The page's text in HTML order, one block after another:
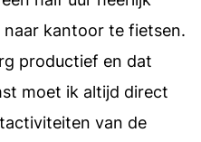
kantoor te fietsen.
productief en dat
moet ik altijd direct
van de